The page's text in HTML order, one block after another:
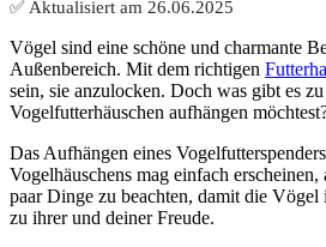
✅ Aktualisiert am 26.06.2025
Vögel sind eine schöne und charmante
Außenbereich. Mit dem richtigen
sein, sie anzulocken. Doch was gibt es
Vogelfutterhäuschen aufhängen
Das Aufhängen eines
Vogelhäuschens mag einfach
paar Dinge zu beachten, damit die
zu ihrer und deiner Freude.